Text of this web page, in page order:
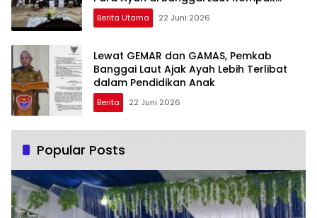
Ambil Rapor Anak
Berita Utama 22 Juni 2026
Lewat GEMAR dan GAMAS, Pemkab
Banggai Laut Ajak Ayah Lebih Terlibat
dalam Pendidikan Anak
Berita 22 Juni 2026
Popular Posts